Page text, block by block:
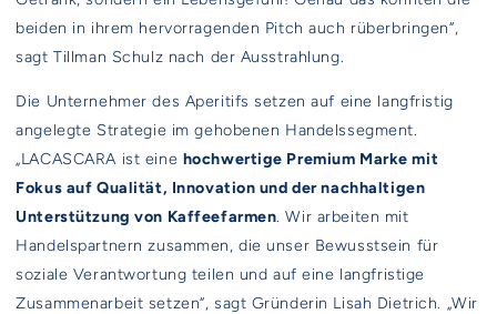
beiden in ihrem hervorragenden Pitch auch rüberbringen“,
sagt Tillman Schulz nach der Ausstrahlung.
Die Unternehmer des Aperitifs setzen auf eine langfristig
angelegte Strategie im gehobenen Handelssegment.
„LACASCARA ist eine hochwertige Premium Marke mit
Fokus auf Qualität, Innovation und der nachhaltigen
Unterstützung von Kaffeefarmen. Wir arbeiten mit
Handelspartnern zusammen, die unser Bewusstsein für
soziale Verantwortung teilen und auf eine langfristige
Zusammenarbeit setzen“, sagt Gründerin Lisah Dietrich. „Wir